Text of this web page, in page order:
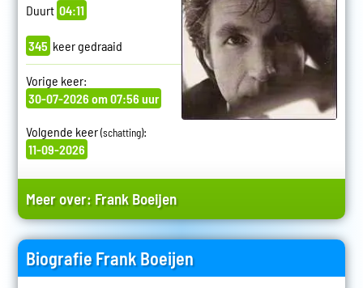
Duurt 04:11
345 keer gedraaid
Vorige keer:
30-07-2026 om 07:56 uur
Volgende keer(schatting):
11-09-2026
Meer over: Frank Boeijen
Biografie Frank Boeijen